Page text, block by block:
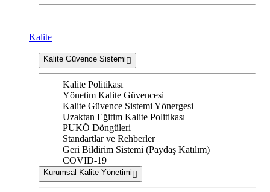
Kalite
Kalite Güvence Sistemi
Kalite Politikası
Yönetim Kalite Güvencesi
Kalite Güvence Sistemi Yönergesi
Uzaktan Eğitim Kalite Politikası
PUKÖ Döngüleri
Standartlar ve Rehberler
Geri Bildirim Sistemi (Paydaş Katılım)
COVID-19
Kurumsal Kalite Yönetimi